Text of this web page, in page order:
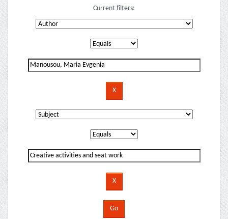
Current filters: